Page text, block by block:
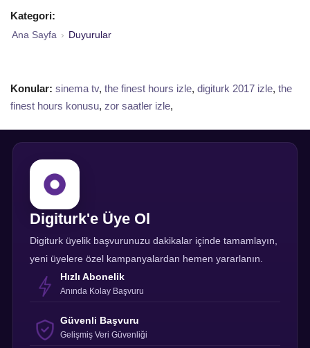
Kategori:
Ana Sayfa › Duyurular
Konular: sinema tv, the finest hours izle, digiturk 2017 izle, the
finest hours konusu, zor saatler izle,
Digiturk'e Üye Ol
Digiturk üyelik başvurunuzu dakikalar içinde tamamlayın,
yeni üyelere özel kampanyalardan hemen yararlanın.
Hızlı Abonelik
Anında Kolay Başvuru
Güvenli Başvuru
Gelişmiş Veri Güvenliği